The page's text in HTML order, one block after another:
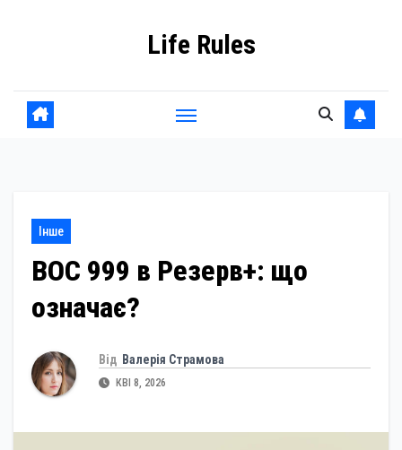
Life Rules
Інше
ВОС 999 в Резерв+: що
означає?
Від Валерія Страмова
КВІ 8, 2026